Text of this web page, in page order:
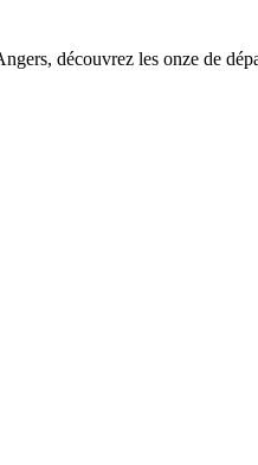
découvrez les onze de